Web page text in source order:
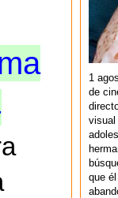
1
de
visual
que